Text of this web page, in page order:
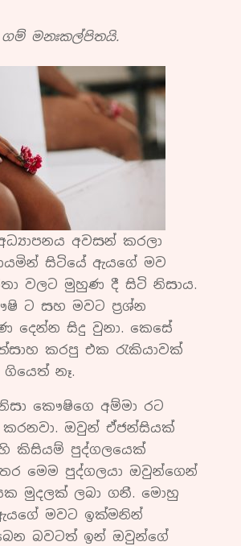
මනඃකල්පිතයි.
අවසන් කරලා
සිටියේ ඇයගේ මව
වලට මුහුණ දී සිටි නිසාය.
ට සහ මවට ප්‍රශ්න
දෙන්න සිදු වුනා. කෙසේ
කරපු එක රැකියාවක්
නෑ.
කෞෂිගෙ අම්මා රට
ඔවුන් ඒජන්සියක්
කිසියම් පුද්ගලයෙක්
මෙම පුද්ගලයා ඔවුන්ගෙන්
මුදලක් ලබා ගනී. මොහු
මවට ඉක්මනින්
බවටත් ඉන් ඔවුන්ගේ